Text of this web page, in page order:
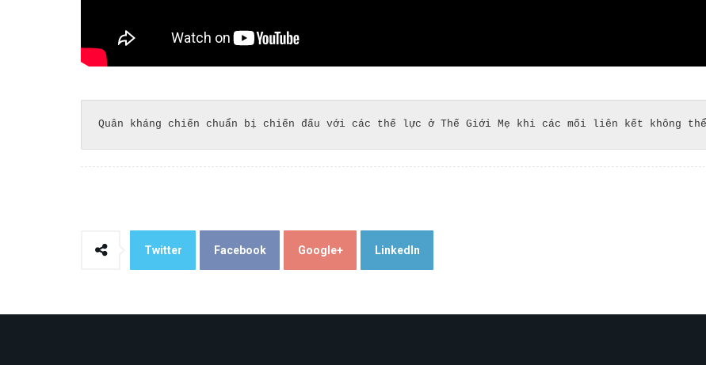
Quân kháng chiến chuẩn bị chiến đấu với các thế lực ở Thế Giới Mẹ khi các mối liên kết không
Twitter Facebook Google+ LinkedIn